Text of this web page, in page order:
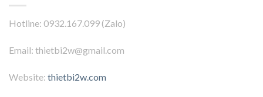
Hotline: 0932.167.099 (Zalo)
Email: thietbi2w@gmail.com
Website: thietbi2w.com